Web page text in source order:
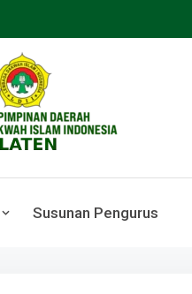
Susunan Pengurus